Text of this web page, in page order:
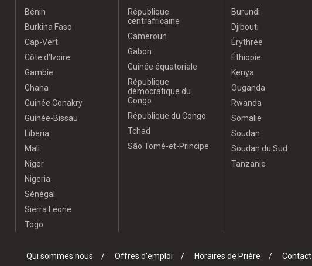
Bénin
Burkina Faso
Cap-Vert
Côte d’Ivoire
Gambie
Ghana
Guinée Conakry
Guinée-Bissau
Liberia
Mali
Niger
Nigeria
Sénégal
Sierra Leone
Togo
République
centrafricaine
Cameroun
Gabon
Guinée équatoriale
République
démocratique du
Congo
République du Congo
Tchad
São Tomé-et-Principe
Burundi
Djibouti
Érythrée
Éthiopie
Kenya
Ouganda
Rwanda
Somalie
Soudan
Soudan du Sud
Tanzanie
Qui sommes nous Offres d’emploi Horaires de Prière Contact